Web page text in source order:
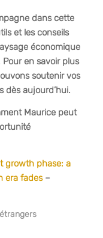
dans cette
et les conseils
économique
en savoir plus
soutenir vos
dès aujourd’hui.
Maurice peut
growth phase: a
era fades–